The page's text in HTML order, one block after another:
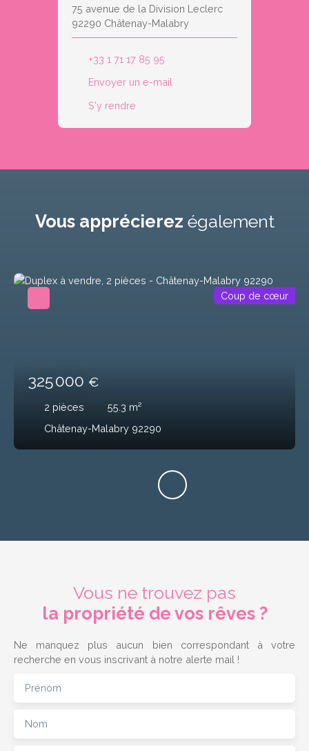
75 avenue de la Division Leclerc
92290 Châtenay-Malabry
+33 1 71 17 85 95
Envoyer un e-mail
S'y rendre
Vous apprécierez également
325 000 €
2 pièces 55.3 m²
Châtenay-Malabry 92290
Coup de cœur
Vous ne trouvez pas
la propriété de vos rêves ?
Ne manquez plus aucun bien correspondant à votre
recherche en vous inscrivant à notre alerte mail !
Prénom
Nom